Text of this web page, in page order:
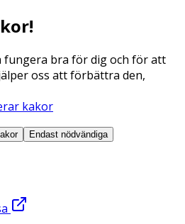
fungera bra för dig och för att
oss att förbättra den,
kakor
Endast nödvändiga